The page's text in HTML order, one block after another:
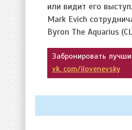
или видит его
Mark Evich
Byron The Aquarius
Забронировать
vk. com/ilovenevsky